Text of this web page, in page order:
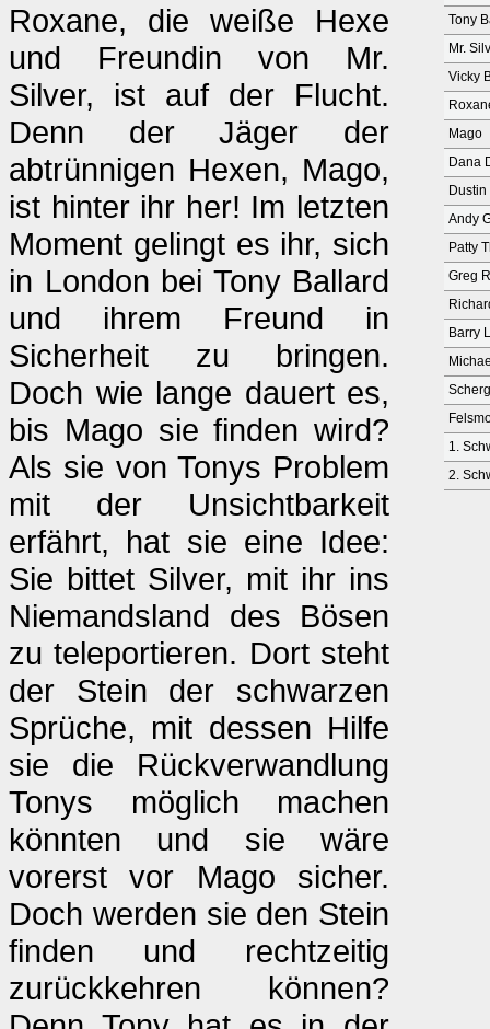
Roxane, die weiße Hexe
und Freundin von Mr.
Silver, ist auf der Flucht.
Denn der Jäger der
abtrünnigen Hexen, Mago,
ist hinter ihr her! Im letzten
Moment gelingt es ihr, sich
in London bei Tony Ballard
und ihrem Freund in
Sicherheit zu bringen.
Doch wie lange dauert es,
bis Mago sie finden wird?
Als sie von Tonys Problem
mit der Unsichtbarkeit
erfährt, hat sie eine Idee:
Sie bittet Silver, mit ihr ins
Niemandsland des Bösen
zu teleportieren. Dort steht
der Stein der schwarzen
Sprüche, mit dessen Hilfe
sie die Rückverwandlung
Tonys möglich machen
könnten und sie wäre
vorerst vor Mago sicher.
Doch werden sie den Stein
finden und rechtzeitig
zurückkehren können?
Tony
Mr.
Vicky
Mago
Dana
Dustin
Andy
Patty
Greg
Barry
1.
2.